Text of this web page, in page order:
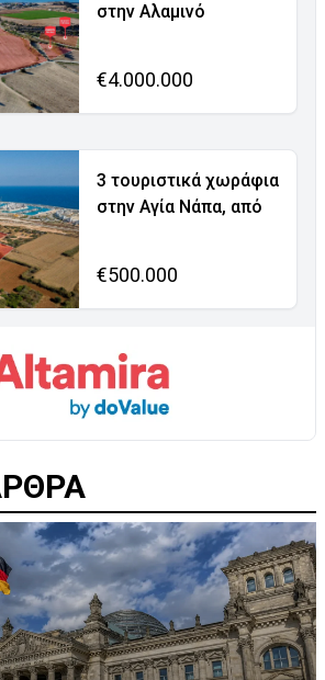
στην Αλαμινό
€4.000.000
3 τουριστικά χωράφια
στην Αγία Νάπα, από
€500.000